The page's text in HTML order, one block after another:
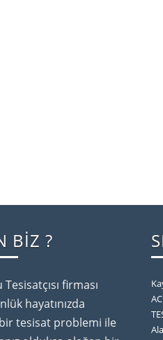
BİZ ?
firması
hayatınızda
tesisat problemi ile